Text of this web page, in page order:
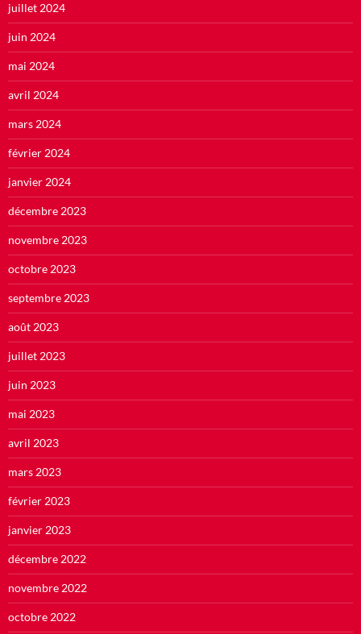
juillet 2024
juin 2024
mai 2024
avril 2024
mars 2024
février 2024
janvier 2024
décembre 2023
novembre 2023
octobre 2023
septembre 2023
août 2023
juillet 2023
juin 2023
mai 2023
avril 2023
mars 2023
février 2023
janvier 2023
décembre 2022
novembre 2022
octobre 2022